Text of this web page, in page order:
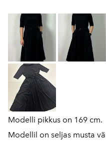
Modelli pikkus on 169 cm.
Modellil on seljas musta